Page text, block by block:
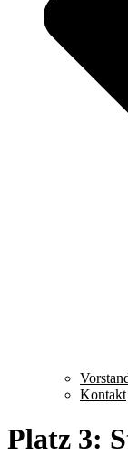
Kontakt
Platz 3: